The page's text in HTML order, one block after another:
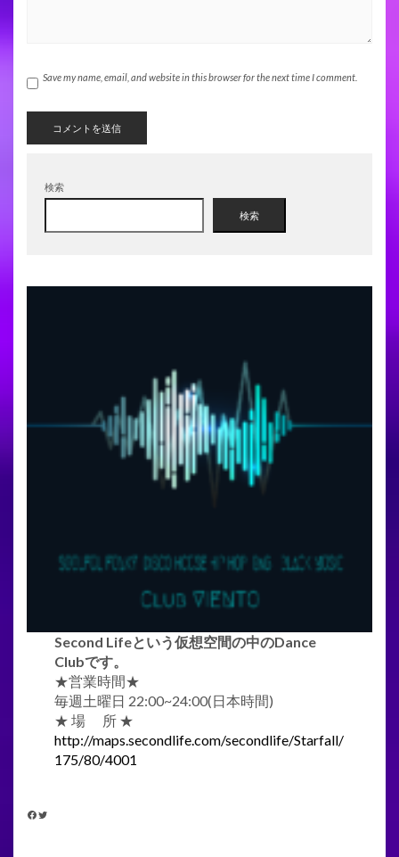
Save my name, email, and website in this browser for the next time I comment.
検索
検索
Second Lifeという仮想空間の中のDance
Clubです。
★営業時間★
毎週土曜日 22:00~24:00(日本時間)
★ 場 所 ★
http://maps.secondlife.com/secondlife/Starfall/
175/80/4001
FACEBOOK TWITTER